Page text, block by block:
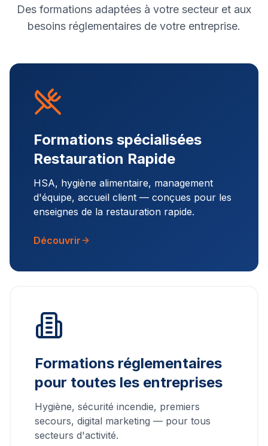
Des formations adaptées à votre secteur et aux
besoins réglementaires de votre entreprise.
Formations spécialisées
Restauration Rapide
HSA, hygiène alimentaire, management
d'équipe, accueil client — conçues pour les
enseignes de la restauration rapide.
Découvrir
Formations réglementaires
pour toutes les entreprises
Hygiène, sécurité incendie, premiers
secours, digital marketing — pour tous
secteurs d'activité.